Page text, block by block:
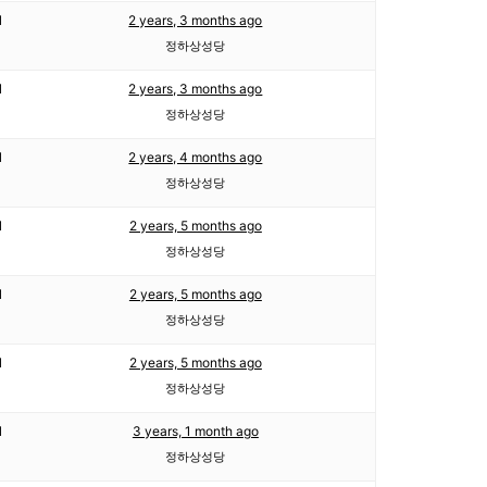
2 years, 3 months ago
정하상성당
2 years, 3 months ago
정하상성당
2 years, 4 months ago
정하상성당
2 years, 5 months ago
정하상성당
2 years, 5 months ago
정하상성당
2 years, 5 months ago
정하상성당
3 years, 1 month ago
정하상성당